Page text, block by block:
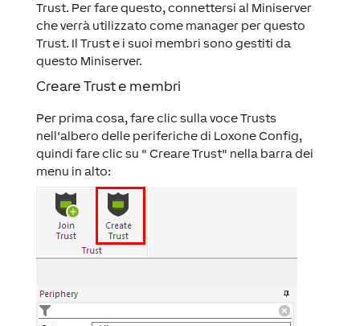
Trust. Per fare questo, connettersi al Miniserver
che verrà utilizzato come manager per questo
Trust. Il Trust e i suoi membri sono gestiti da
questo Miniserver.
Creare Trust e membri
Per prima cosa, fare clic sulla voce Trusts
nell'albero delle periferiche di Loxone Config,
quindi fare clic su " Creare Trust" nella barra dei
menu in alto: